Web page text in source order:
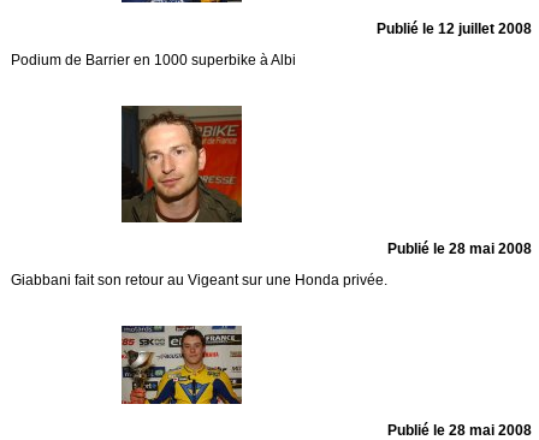
Publié le 12 juillet 2008
Podium de Barrier en 1000 superbike à Albi
Publié le 28 mai 2008
Giabbani fait son retour au Vigeant sur une Honda privée.
Publié le 28 mai 2008